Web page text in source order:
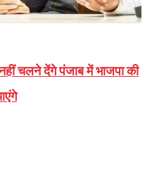
चलने देंगे पंजाब में भाजपा की